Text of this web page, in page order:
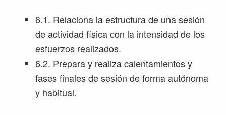
6.1. Relaciona la estructura de una sesión
de actividad física con la intensidad de los
esfuerzos realizados.
6.2. Prepara y realiza calentamientos y
fases finales de sesión de forma autónoma
y habitual.